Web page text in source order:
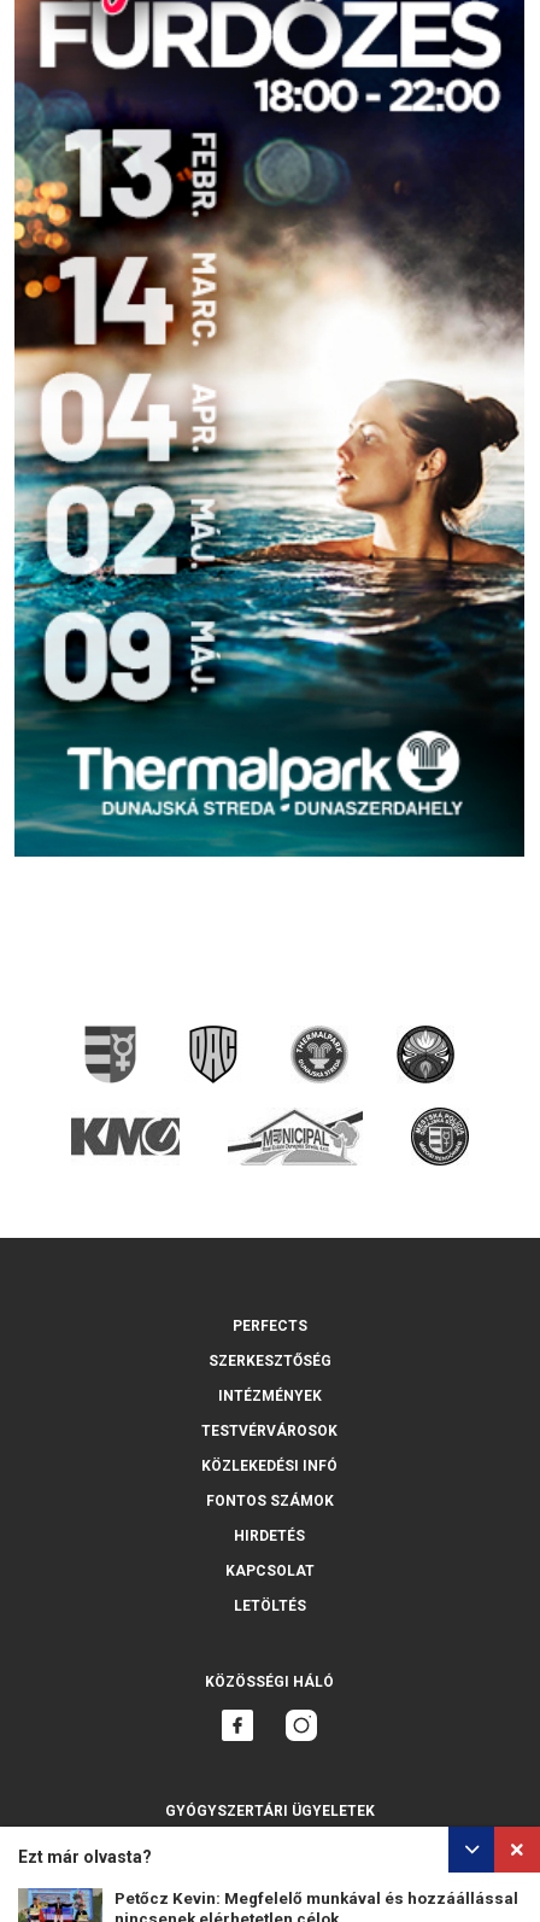
Ezt már olvasta?
Petőcz Kevin: Megfelelő munkával és hozzáállással
PERFECTS
SZERKESZTŐSÉG
INTÉZMÉNYEK
TESTVÉRVÁROSOK
KÖZLEKEDÉSI INFÓ
FONTOS SZÁMOK
HIRDETÉS
KAPCSOLAT
LETÖLTÉS
KÖZÖSSÉGI HÁLÓ
GYÓGYSZERTÁRI ÜGYELETEK